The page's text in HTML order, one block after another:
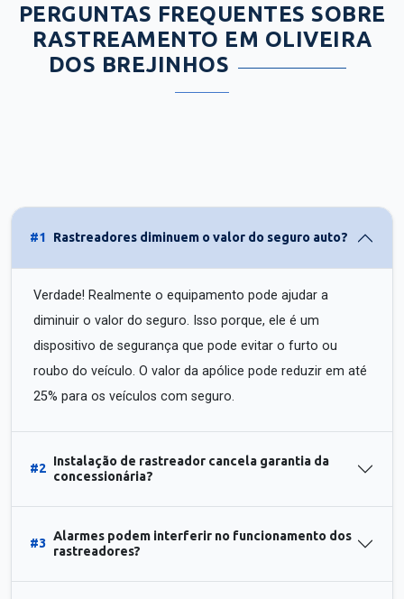
PERGUNTAS FREQUENTES SOBRE
RASTREAMENTO EM OLIVEIRA
DOS BREJINHOS
#1 Rastreadores diminuem o valor do seguro auto?
Verdade! Realmente o equipamento pode ajudar a
diminuir o valor do seguro. Isso porque, ele é um
dispositivo de segurança que pode evitar o furto ou
roubo do veículo. O valor da apólice pode reduzir em até
25% para os veículos com seguro.
#2
Instalação de rastreador cancela garantia da
concessionária?
#3
Alarmes podem interferir no funcionamento dos
rastreadores?